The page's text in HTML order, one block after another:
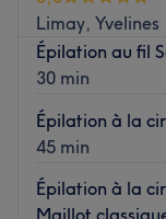
Limay, Yvelines
Épilation au fil
30 min
Épilation à la
45 min
Épilation à la
Maillot